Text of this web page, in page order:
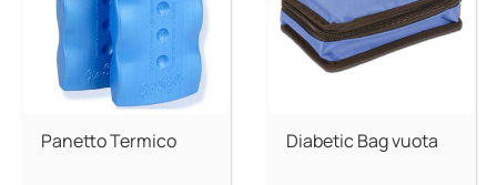
Panetto Termico Diabetic Bag vuota